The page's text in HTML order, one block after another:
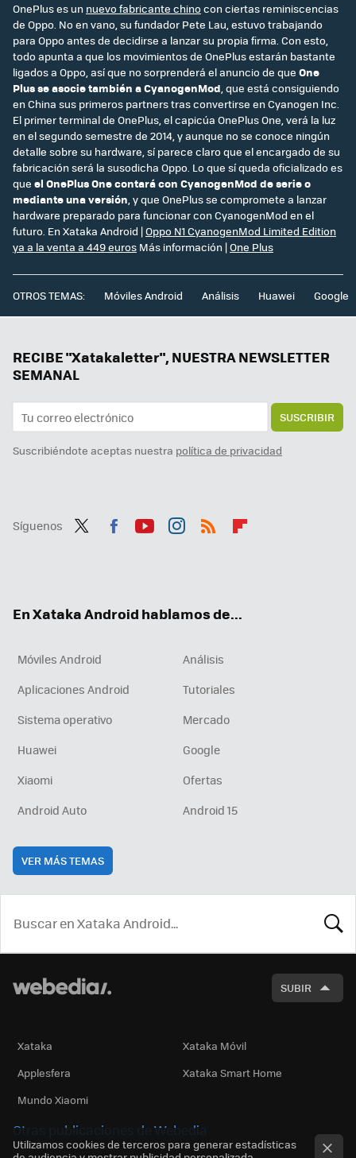
OnePlus es un nuevo fabricante chinocon ciertas reminiscencias
de Oppo. No en vano, su fundador Pete Lau, estuvo trabajando
para Oppo antes de decidirse a lanzar su propia firma. Con esto,
todo apunta a que los movimientos de OnePlus estarán bastante
ligados a Oppo, así que no sorprenderá el anuncio de que One
Plus se asocie también a CyanogenMod, que está consiguiendo
en China sus primeros partners tras convertirse en Cyanogen Inc.
El primer terminal de OnePlus, el capicúa OnePlus One, verá la luz
en el segundo semestre de 2014, y aunque no se conoce ningún
detalle sobre su hardware, sí parece claro que el encargado de su
fabricación será la susodicha Oppo. Lo que sí queda oficializado es
que el OnePlus One contará con CyanogenMod de serie o
mediante una versión, y que OnePlus se compromete a lanzar
hardware preparado para funcionar con CyanogenMod en el
futuro. En Xataka Android |Oppo N1 CyanogenMod Limited Edition
ya a la venta a 449 euros Más información |One Plus
OTROS TEMAS: Móviles Android Análisis Huawei Google
RECIBE "Xatakaletter", NUESTRA NEWSLETTER
SEMANAL
SUSCRIBIR
Suscribiéndote aceptas nuestra política de privacidad
Síguenos
En Xataka Android hablamos de...
Móviles Android
Análisis
Aplicaciones Android
Tutoriales
Sistema operativo
Mercado
Huawei
Google
Xiaomi
Ofertas
Android Auto
Android 15
VER MÁS TEMAS
SUBIR
Xataka
Xataka Móvil
Applesfera
Xataka Smart Home
Mundo Xiaomi
Otras publicaciones de Webedia
Utilizamos cookies de terceros para generar estadísticas